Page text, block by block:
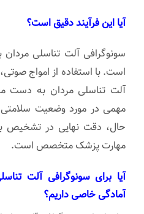
آیا این فرآیند دقیق است؟
سونوگرافی آلت تناسلی
است. با استفاده از امواج
آلت تناسلی مردان به دست
مهمی در مورد وضعیت سلامتی
حال، دقت نهایی در تشخیص
مهارت پزشک متخصص است.
آیا برای سونوگرافی آلت
آمادگی خاصی داریم؟